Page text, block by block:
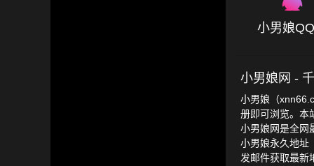
小男娘
小男娘网 -
小男娘（
册即可浏览。本
小男娘网是全网
小男娘永久地址
发邮件获取最新